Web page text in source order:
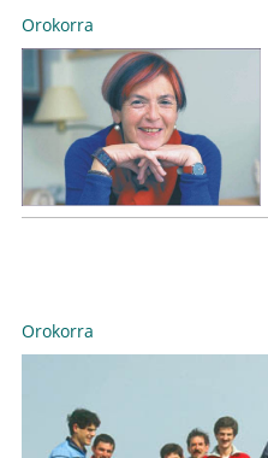
Orokorra
Orokorra